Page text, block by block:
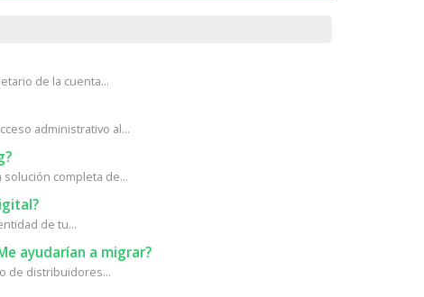
de la cuenta...
administrativo al...
completa de...
de tu...
ayudarían a migrar?
de distribuidores...